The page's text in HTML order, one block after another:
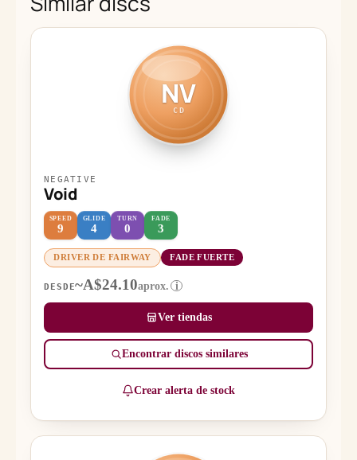
NV
CD
NEGATIVE
Void
SPEED
9
GLIDE
4
TURN
0
FADE
3
DRIVER DE FAIRWAY FADE FUERTE
DESDE~A$24.10aprox. i
Ver tiendas
Encontrar discos similares
Crear alerta de stock